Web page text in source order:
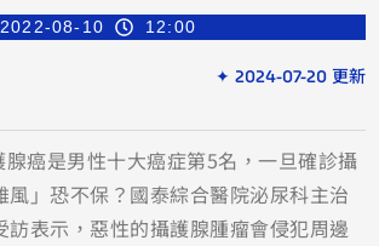
2022-08-10 12:00
✦ 2024-07-20 更新
癌是男性十大癌症第5名，一旦確診攝
風」恐不保？國泰綜合醫院泌尿科主治
訪表示，惡性的攝護腺腫瘤會侵犯周邊